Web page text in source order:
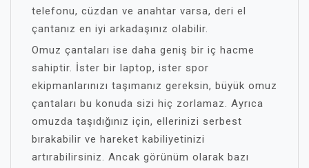
telefonu, cüzdan ve anahtar varsa, deri el
çantanız en iyi arkadaşınız olabilir.
Omuz çantaları ise daha geniş bir iç hacme
sahiptir. İster bir laptop, ister spor
ekipmanlarınızı taşımanız gereksin, büyük omuz
çantaları bu konuda sizi hiç zorlamaz. Ayrıca
omuzda taşıdığınız için, ellerinizi serbest
bırakabilir ve hareket kabiliyetinizi
artırabilirsiniz. Ancak görünüm olarak bazı